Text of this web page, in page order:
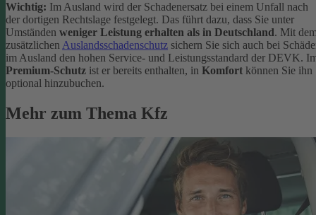
Wichtig: Im Ausland wird der Schadenersatz bei einem Unfall nach
der dortigen Rechtslage festgelegt. Das führt dazu, dass Sie unter
Umständen weniger Leistung erhalten als in Deutschland. Mit
zusätzlichenAuslandsschadenschutz sichern Sie sich auch bei
im Ausland den hohen Service- und Leistungsstandard der DEVK.
Premium-Schutz ist er bereits enthalten, in Komfort können Sie ihn
optional hinzubuchen.
Mehr zum Thema Kfz